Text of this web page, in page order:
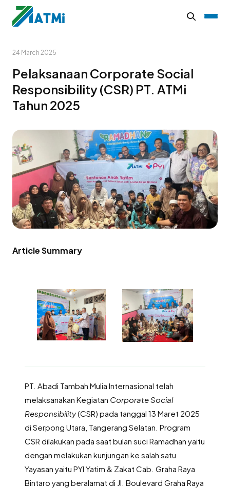
24 March 2025
Pelaksanaan Corporate Social
Responsibility (CSR) PT. ATMi
Tahun 2025
Article Summary
PT. Abadi Tambah Mulia Internasional telah
melaksanakan Kegiatan Corporate Social
Responsibility(CSR) pada tanggal 13 Maret 2025
di Serpong Utara, Tangerang Selatan. Program
CSR dilakukan pada saat bulan suci Ramadhan yaitu
dengan melakukan kunjungan ke salah satu
Yayasan yaitu PYI Yatim & Zakat Cab. Graha Raya
Bintaro yang beralamat di Jl. Boulevard Graha Raya